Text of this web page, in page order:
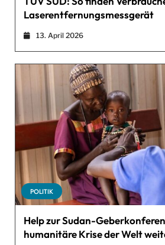
Laserentfernungsmessgerät
13. April 2026
POLITIK
Help zur Sudan-
humanitäre Krise der Welt